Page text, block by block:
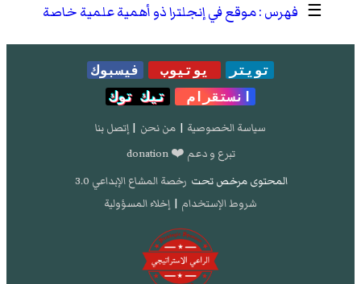
☰
موقع في إنجلترا ذو أهمية علمية خاصة
تويتر يوتيوب
فيسبوك
انستقرام
تيك توك
سياسة الخصوصية | من نحن | إتصل بنا
تبرع و دعم ❤️ donation
المحتوى مرخص تحت رخصة المشاع الإبداعي 3.0
شروط الإستخدام | إخلاء المسؤولية